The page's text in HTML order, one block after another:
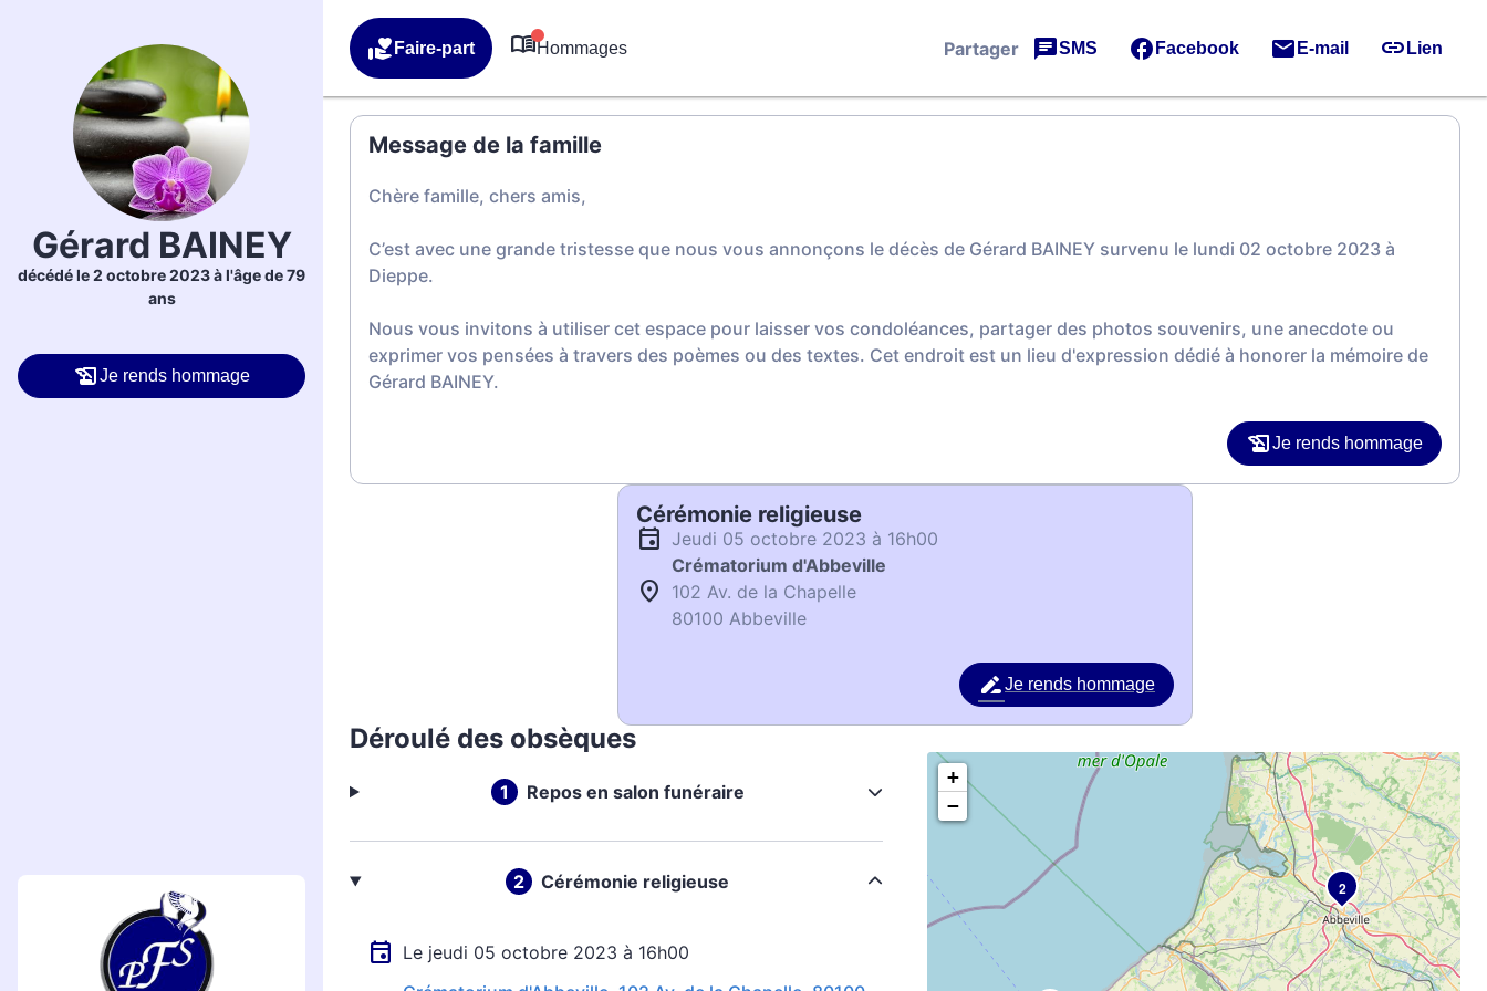
Gérard BAINEY
décédé le 2 octobre 2023 à l'âge de 79
ans
Je rends hommage
Faire-part Hommages Partager SMS Facebook E-mail Lien
Message de la famille
Chère famille, chers amis,
C’est avec une grande tristesse que nous vous annonçons le décès de Gérard BAINEY survenu le lundi 02 octobre 2023 à
Dieppe.
Nous vous invitons à utiliser cet espace pour laisser vos condoléances, partager des photos souvenirs, une anecdote ou
exprimer vos pensées à travers des poèmes ou des textes. Cet endroit est un lieu d'expression dédié à honorer la mémoire de
Gérard BAINEY.
Je rends hommage
Cérémonie religieuse
jeudi 05 octobre 2023 à 16h00
Crématorium d'Abbeville
102 Av. de la Chapelle
80100 Abbeville
Je rends hommage
Déroulé des obsèques
Repos en salon funéraire
Cérémonie religieuse
Le jeudi 05 octobre 2023 à 16h00
2
+
−